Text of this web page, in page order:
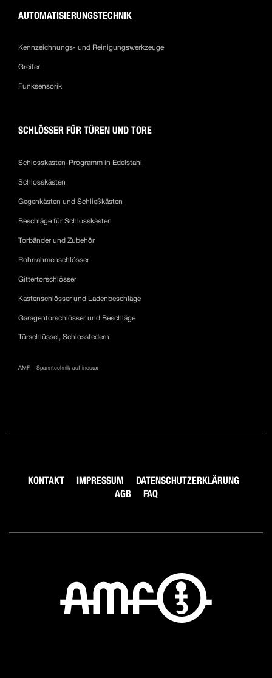
AUTOMATISIERUNGSTECHNIK
Kennzeichnungs- und Reinigungswerkzeuge
Greifer
Funksensorik
SCHLÖSSER FÜR TÜREN UND TORE
Schlosskasten-Programm in Edelstahl
Schlosskästen
Gegenkästen und Schließkästen
Beschläge für Schlosskästen
Torbänder und Zubehör
Rohrrahmenschlösser
Gittertorschlösser
Kastenschlösser und Ladenbeschläge
Garagentorschlösser und Beschläge
Türschlüssel, Schlossfedern
AMF – Spanntechnik auf induux
KONTAKT IMPRESSUM
DATENSCHUTZERKLÄRUNG
AGB
FAQ